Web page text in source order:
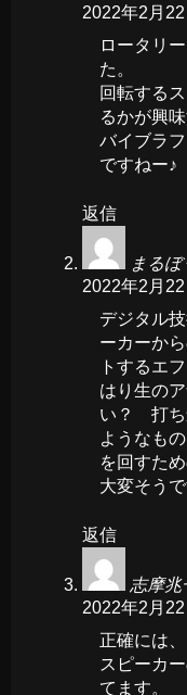
2022年2月
ロータリ
た。
回転する
るかが興
バイブラ
ですねー♪
返信
まるぼ
2022年2月
デジタル
ーカーか
トするエ
はり生の
い？ 打ち
ようなも
を回すた
大変そうで
返信
志摩兆
2022年2月
正確には
スピーカ
てます。